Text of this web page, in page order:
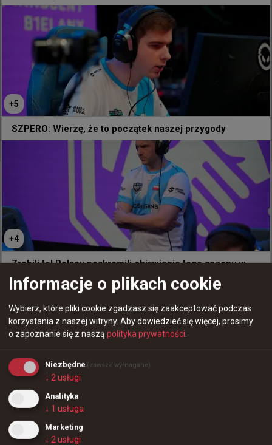
elige TombStone
ElIGE po porażce z Apogee: Niestety nie zagraliśmy
najlepiej
+5
SZPERO: Wierzę, że to początek naszej przygody
+4
Zrobili to! Polacy poskromili objawienie tego sezonu w
finale Stake Pulse Beat I
Spory awans Apogee w rankingu VRS! Polacy w
najlepszej "50"
Informacje o plikach cookie
Wybierz, które pliki cookie zgadzasz się zaakceptować podczas
korzystania z naszej witryny. Aby dowiedzieć się więcej, prosimy
o zapoznanie się z naszą polityka prywatności.
Niezbędne (zawsze wymagane)
↓ 2usługi
Analityka
↓ 1 usługa
Marketing
↓ 2usługi